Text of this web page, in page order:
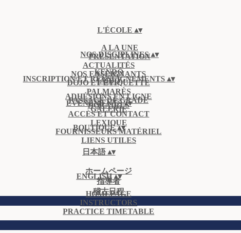
L'ÉCOLE ▴▾
A LA UNE
PRÉSENTATION
ACTUALITÉS
NOS ENSEIGNANTS
DÔJÔ ET ÉTIQUETTE
PALMARÈS
PASSAGE DE GRADE
GALERIE
NOS DISCIPLINES▴▾
KENDÔ
IAÏDÔ
INSCRIPTION ET RENSEIGNEMENTS ▴▾
ADHÉSIONS EN LIGNE
HORAIRES
ACCÈS ET CONTACT
LEXIQUE
FOURNISSEURS MATÉRIEL
LIENS UTILES
ÉVÈNEMENTS▴▾
BOUTIQUE▴▾
日本語▴▾
ホームページ
指導者
稽古日程
ENGLISH▴▾
HOMEPAGE
INSTRUCTORS
PRACTICE TIMETABLE